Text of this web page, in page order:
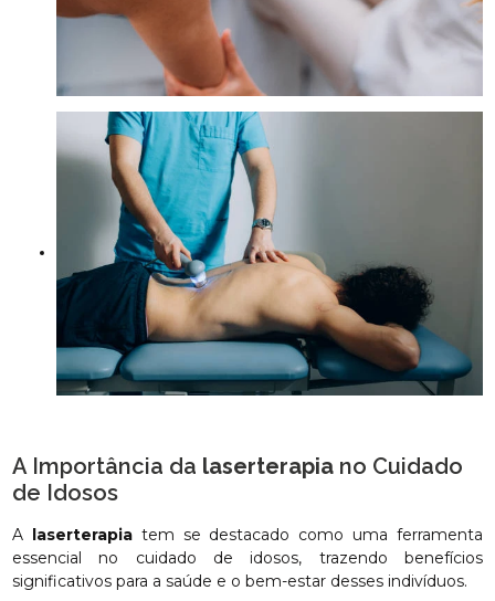
A Importância da laserterapia no Cuidado
de Idosos
A laserterapia tem se destacado como uma ferramenta
essencial no cuidado de idosos, trazendo benefícios
significativos para a saúde e o bem-estar desses indivíduos.